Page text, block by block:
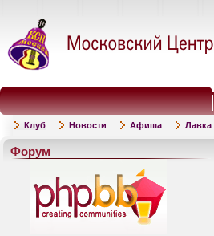
Клуб Новости Афиша Лавка
Форум